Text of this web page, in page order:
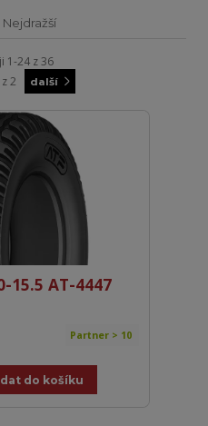
Nejdražší
1-24 z 36
z 2 další
15.5 AT-4447
Partner > 10
do košíku